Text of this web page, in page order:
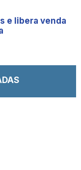
e libera venda